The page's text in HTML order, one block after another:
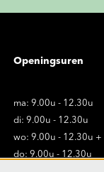
Openingsuren
ma: 9.00u - 12.30u
di: 9.00u - 12.30u
wo: 9.00u - 12.30u
do: 9.00u - 12.30u